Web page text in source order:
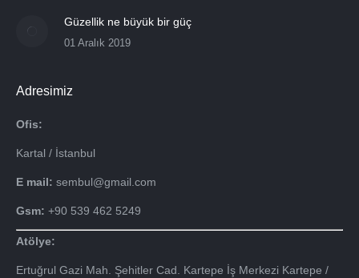
Güzellik ne büyük bir güç
01 Aralık 2019
Adresimiz
Ofis:
Kartal / İstanbul
E mail: sembul@gmail.com
Gsm: +90 539 462 5249
Atölye:
Ertuğrul Gazi Mah. Şehitler Cad. Kartepe İş Merkezi Kartepe /